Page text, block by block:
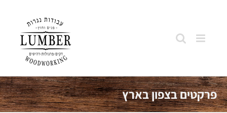
content
פרקטים בצפון בארץ